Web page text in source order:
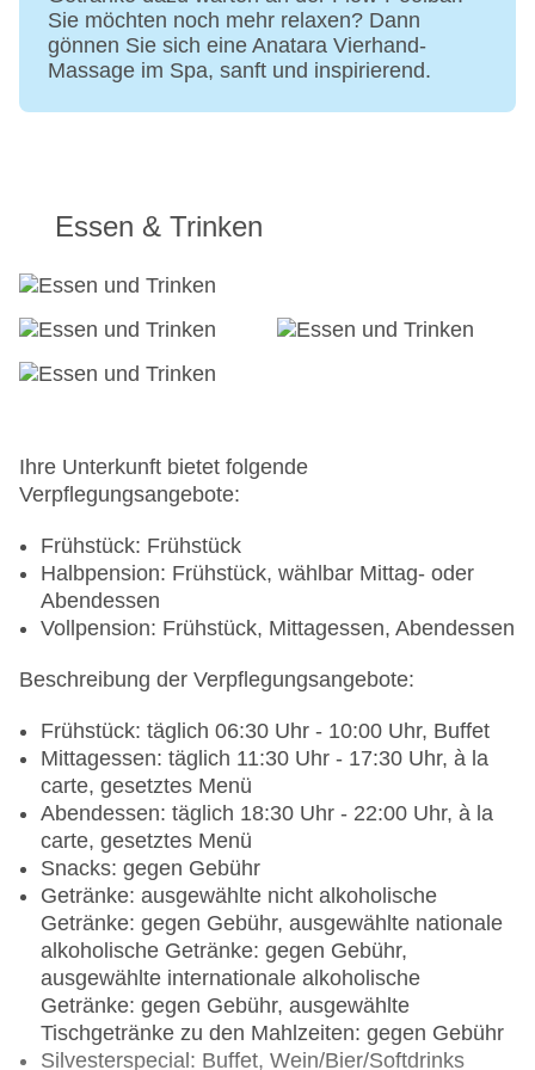
20
Landeskategorie: 5 Sterne
Sie möchten noch mehr relaxen? Dann
gönnen Sie sich eine Anatara Vierhand-
Massage im Spa, sanft und inspirierend.
Essen & Trinken
Ihre Unterkunft bietet folgende
Verpflegungsangebote:
Frühstück: Frühstück
Halbpension: Frühstück, wählbar Mittag- oder
Abendessen
Vollpension: Frühstück, Mittagessen, Abendessen
Beschreibung der Verpflegungsangebote:
Frühstück: täglich 06:30 Uhr - 10:00 Uhr, Buffet
Mittagessen: täglich 11:30 Uhr - 17:30 Uhr, à la
carte, gesetztes Menü
Abendessen: täglich 18:30 Uhr - 22:00 Uhr, à la
carte, gesetztes Menü
Snacks: gegen Gebühr
Getränke: ausgewählte nicht alkoholische
Getränke: gegen Gebühr, ausgewählte nationale
alkoholische Getränke: gegen Gebühr,
ausgewählte internationale alkoholische
Getränke: gegen Gebühr, ausgewählte
Tischgetränke zu den Mahlzeiten: gegen Gebühr
Silvesterspecial: Buffet, Wein/Bier/Softdrinks